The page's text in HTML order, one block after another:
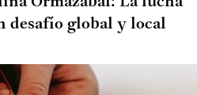
desafío global y local